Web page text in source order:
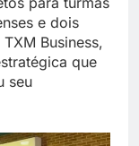
e dois
Business,
que
seu